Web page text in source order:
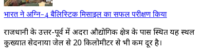
भारत ने अग्नि-4 बैलिस्टिक मिसाइल का सफल परीक्षण किया
राजधानी के उत्तर-पूर्व में अदरा औद्योगिक क्षेत्र के पास स्थित यह स्थल
कुख्यात सेदनाया जेल से 20 किलोमीटर से भी कम दूर है।